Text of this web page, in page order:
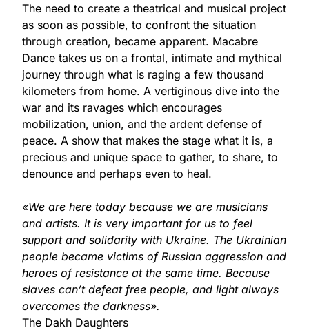
The need to create a theatrical and musical project
as soon as possible, to confront the situation
through creation, became apparent. Macabre
Dance takes us on a frontal, intimate and mythical
journey through what is raging a few thousand
kilometers from home. A vertiginous dive into the
war and its ravages which encourages
mobilization, union, and the ardent defense of
peace. A show that makes the stage what it is, a
precious and unique space to gather, to share, to
denounce and perhaps even to heal.
«We are here today because we are musicians
and artists. It is very important for us to feel
support and solidarity with Ukraine. The Ukrainian
people became victims of Russian aggression and
heroes of resistance at the same time. Because
slaves can’t defeat free people, and light always
overcomes the darkness».
The Dakh Daughters